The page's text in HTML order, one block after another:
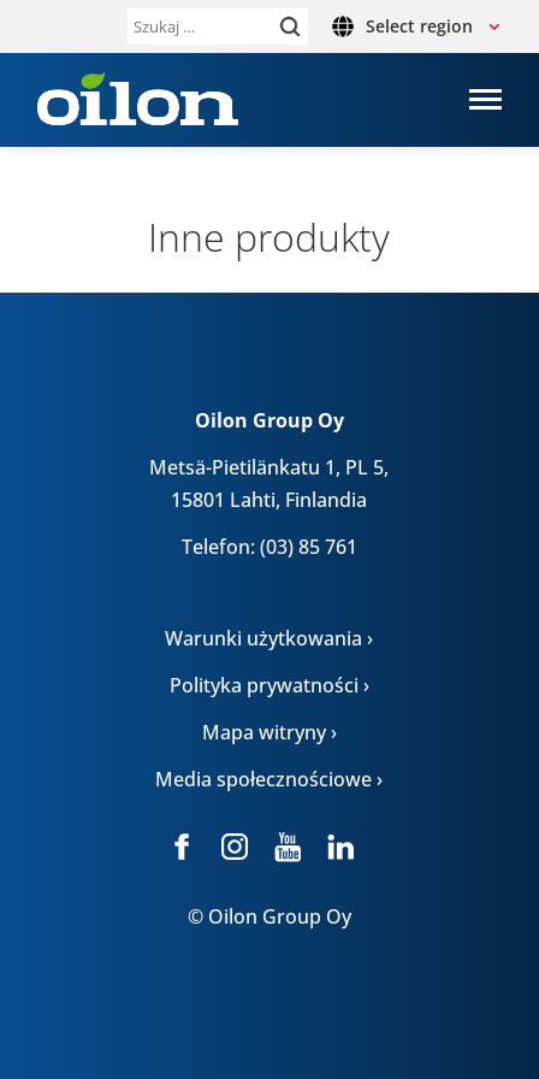
Szukaj: Select region
Inne pro­dukty
Oilon Group Oy
Metsä-Pietilänkatu 1, PL 5,
15801 Lahti, Finlandia
Telefon: (03) 85 761
Warunki użytkowania ›
Polityka prywatności ›
Mapa witryny ›
Media społecznościowe ›
© Oilon Group Oy